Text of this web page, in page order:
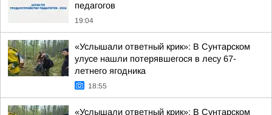
педагогов
19:04
«Услышали ответный крик»: В Сунтарском
улусе нашли потерявшегося в лесу 67-
летнего ягодника
18:55
«Услышали ответный крик»: В Сунтарском